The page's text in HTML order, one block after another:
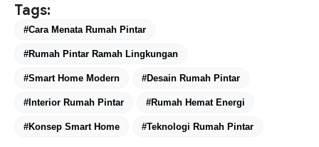
Tags:
#Cara Menata Rumah Pintar
#Rumah Pintar Ramah Lingkungan
#Smart Home Modern #Desain Rumah Pintar
#Interior Rumah Pintar #Rumah Hemat Energi
#Konsep Smart Home #Teknologi Rumah Pintar